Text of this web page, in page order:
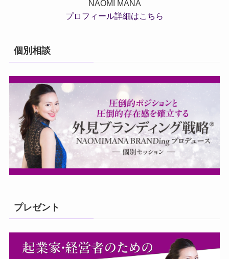
NAOMI MANA
プロフィール詳細はこちら
個別相談
プレゼント